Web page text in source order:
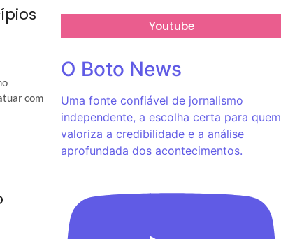
com
Youtube
O Boto News
Uma fonte confiável de jornalismo
independente, a escolha certa para quem
valoriza a credibilidade e a análise
aprofundada dos acontecimentos.